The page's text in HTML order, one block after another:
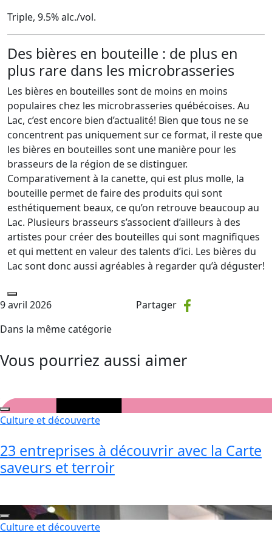
Triple, 9.5% alc./vol.
Des bières en bouteille : de plus en
plus rare dans les microbrasseries
Les bières en bouteilles sont de moins en moins
populaires chez les microbrasseries québécoises. Au
Lac, c’est encore bien d’actualité! Bien que tous ne se
concentrent pas uniquement sur ce format, il reste que
les bières en bouteilles sont une manière pour les
brasseurs de la région de se distinguer.
Comparativement à la canette, qui est plus molle, la
bouteille permet de faire des produits qui sont
esthétiquement beaux, ce qu’on retrouve beaucoup au
Lac. Plusieurs brasseurs s’associent d’ailleurs à des
artistes pour créer des bouteilles qui sont magnifiques
et qui mettent en valeur des talents d’ici. Les bières du
Lac sont donc aussi agréables à regarder qu’à déguster!
9 avril 2026
Partager
Dans la même catégorie
Vous pourriez aussi aimer
Culture et découverte
23 entreprises à découvrir avec la Carte
saveurs et terroir
Culture et découverte